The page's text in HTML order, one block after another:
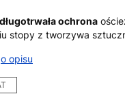
ochrona
stopy z tworzywa
opisu